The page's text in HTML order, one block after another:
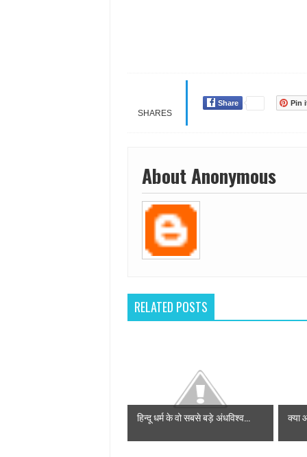
SHARES
Share Pin
About Anonymous
RELATED POSTS
हिन्दू धर्म के वो सबसे बड़े अंधविश्व... क्या